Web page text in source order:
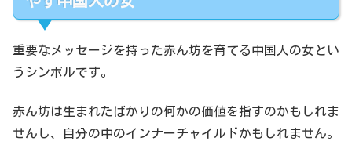
重要なメッセージを持った赤ん坊を育てる中国人の女とい
うシンボルです。
赤ん坊は生まれたばかりの何かの価値を指すのかもしれま
せんし、自分の中のインナーチャイルドかもしれません。